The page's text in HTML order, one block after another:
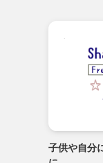
子供や自分